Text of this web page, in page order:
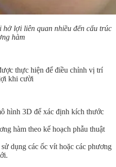
lợi liên quan nhiều đến cấu trúc
hàm
thực hiện để điều chỉnh vị trí
khi cười
hình 3D để xác định kích thước
hàm theo kế hoạch phẫu thuật
dụng các ốc vít hoặc các phương